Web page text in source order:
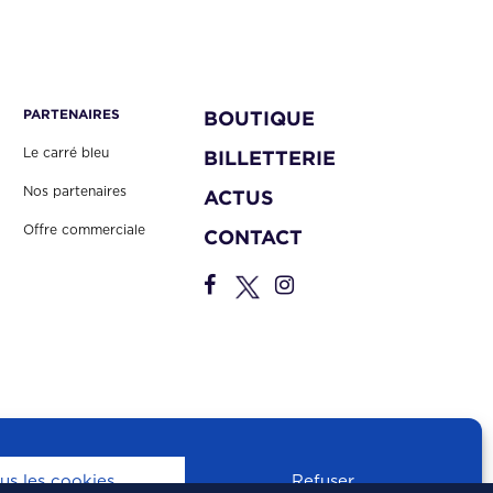
les cookies Refuser
PARTENAIRES
Le carré bleu
Nos partenaires
Offre commerciale
BOUTIQUE
BILLETTERIE
ACTUS
CONTACT